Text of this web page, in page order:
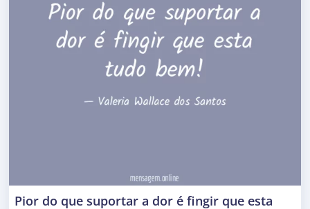
Pior do que suportar a dor é fingir que esta